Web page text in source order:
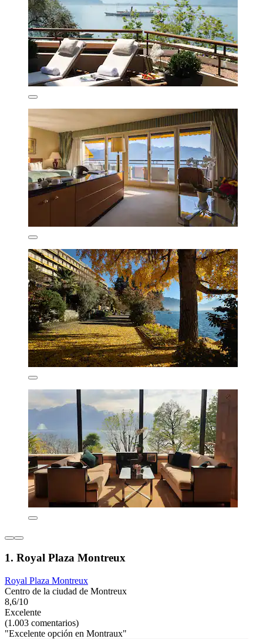
1. Royal Plaza Montreux
Royal Plaza Montreux
Centro de la ciudad de Montreux
8,6/10
Excelente
(1.003 comentarios)
"Excelente opción en Montraux"